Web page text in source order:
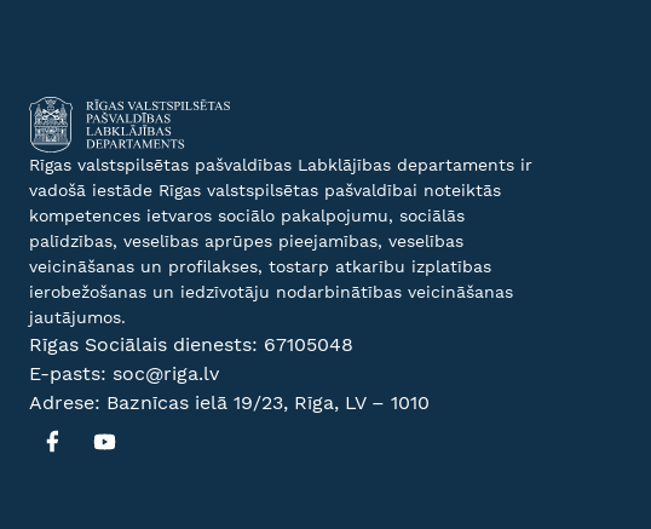
Rīgas valstspilsētas pašvaldības Labklājības departaments ir
vadošā iestāde Rīgas valstspilsētas pašvaldībai noteiktās
kompetences ietvaros sociālo pakalpojumu, sociālās
palīdzības, veselības aprūpes pieejamības, veselības
veicināšanas un profilakses, tostarp atkarību izplatības
ierobežošanas un iedzīvotāju nodarbinātības veicināšanas
jautājumos.
Rīgas Sociālais dienests: 67105048
E-pasts: soc@riga.lv
Adrese: Baznīcas ielā 19/23, Rīga, LV – 1010